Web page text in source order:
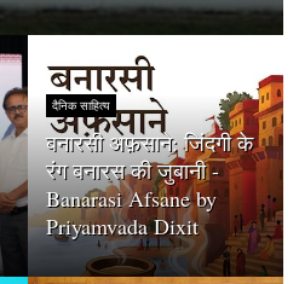
दैनिक साहित्य
बनारसी अफ़साने: जिंदगी के
रंग बनारस की जुबानी -
Banarasi Afsane by
Priyamvada Dixit
दैनिक साहित्य